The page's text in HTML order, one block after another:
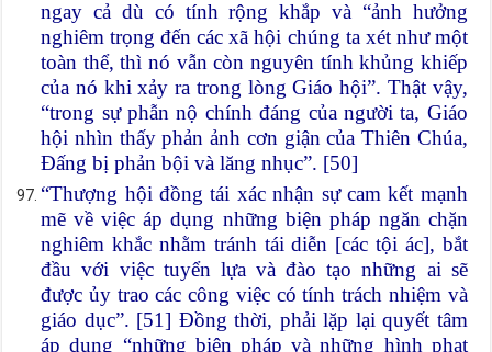
ngay cả dù có tính rộng khắp và “ảnh hưởng
nghiêm trọng đến các xã hội chúng ta xét như một
toàn thể, thì nó vẫn còn nguyên tính khủng khiếp
của nó khi xảy ra trong lòng Giáo hội”. Thật vậy,
“trong sự phẫn nộ chính đáng của người ta, Giáo
hội nhìn thấy phản ảnh cơn giận của Thiên Chúa,
Đấng bị phản bội và lăng nhục”. [50]
“Thượng hội đồng tái xác nhận sự cam kết mạnh
mẽ về việc áp dụng những biện pháp ngăn chặn
nghiêm khắc nhằm tránh tái diễn [các tội ác], bắt
đầu với việc tuyển lựa và đào tạo những ai sẽ
được ủy trao các công việc có tính trách nhiệm và
giáo dục”. [51] Đồng thời, phải lặp lại quyết tâm
áp dụng “những biện pháp và những hình phạt